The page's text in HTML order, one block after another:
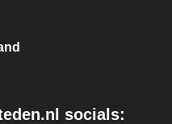
socials: